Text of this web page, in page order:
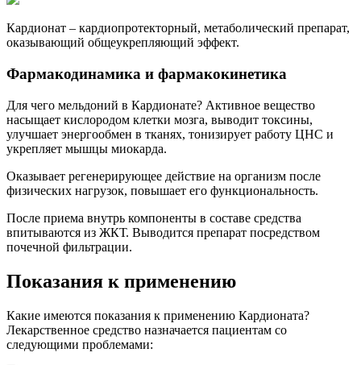
Кардионат – кардиопротекторный, метаболический препарат,
оказывающий общеукрепляющий эффект.
Фармакодинамика и фармакокинетика
Для чего мельдоний в Кардионате? Активное вещество
насыщает кислородом клетки мозга, выводит токсины,
улучшает энергообмен в тканях, тонизирует работу ЦНС и
укрепляет мышцы миокарда.
Оказывает регенерирующее действие на организм после
физических нагрузок, повышает его функциональность.
После приема внутрь компоненты в составе средства
впитываются из ЖКТ. Выводится препарат посредством
почечной фильтрации.
Показания к применению
Какие имеются показания к применению Кардионата?
Лекарственное средство назначается пациентам со
следующими проблемами: